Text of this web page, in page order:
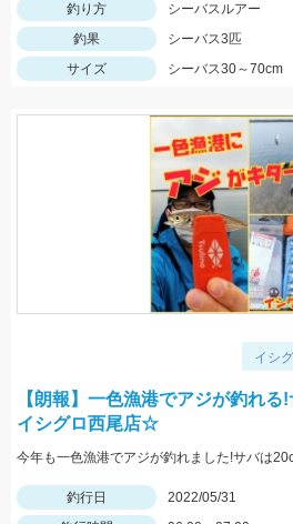
釣り方
シーバスルアー
釣果
シーバス3匹
サイズ
シーバス30～70cm
イシ
【朗報】一色漁港でアジが釣れ
イシグロ西尾店☆
釣行日
2022/05/31